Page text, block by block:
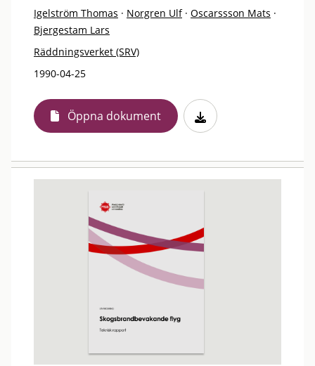
Igelström Thomas · Norgren Ulf · Oscarssson Mats ·
Bjergestam Lars
Räddningsverket (SRV)
1990-04-25
Öppna dokument